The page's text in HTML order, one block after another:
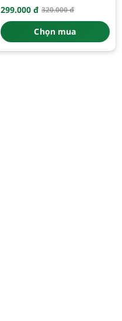
320.000đ
Giá
gốc
là:
320.000 đ.
299.000 đ
Giá
hiện
tại
là:
299.000 đ.
Chọn mua